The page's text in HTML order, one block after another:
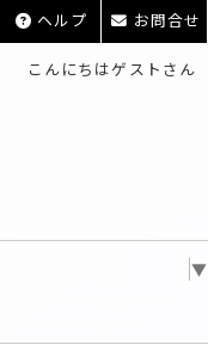
ヘルプ お問合せ
こんにちはゲストさん
▼